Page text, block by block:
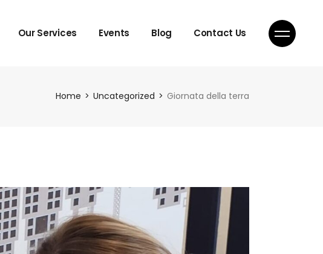
Our Services Events Blog Contact Us
Home Uncategorized Giornata della terra